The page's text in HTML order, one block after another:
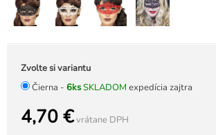
Zvolte si variantu
Čierna - 6ksSKLADOM expedícia zajtra
4,70 €vrátane DPH